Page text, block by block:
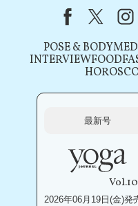
Facebook
X（
POSE & BODY
INTERVIEWFOOD
最新号
2026年06月19日(金)発